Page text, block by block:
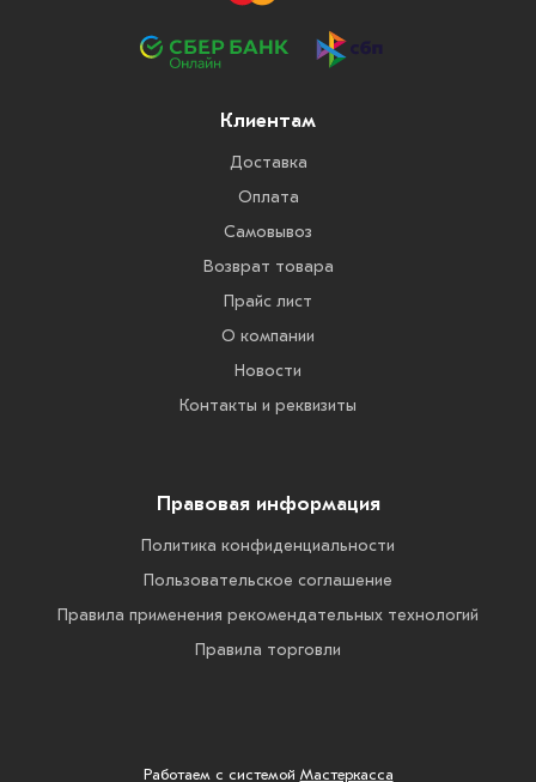
Клиентам
Доставка
Оплата
Самовывоз
Возврат товара
Прайс лист
О компании
Новости
Контакты и реквизиты
Правовая информация
Политика конфиденциальности
Пользовательское соглашение
Правила применения рекомендательных технологий
Правила торговли
Работаем с системой Мастеркасса